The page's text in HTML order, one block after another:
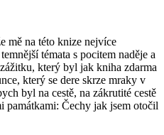
mě na této knize nejvíce
témata s pocitem naděje a
který byl jak kniha zdarma
který se dere skrze mraky v
byl na cestě, na zákrutité cestě
Čechy jak jsem otočil